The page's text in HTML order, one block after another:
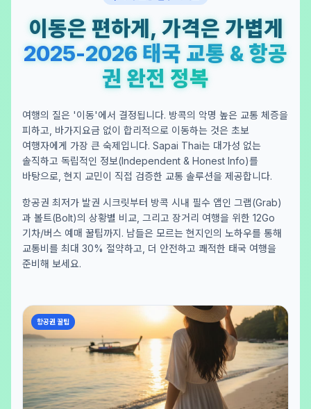
이동은 편하게, 가격은 가볍게
2025-2026 태국 교통 & 항공
권 완전 정복
여행의 질은 '이동'에서 결정됩니다. 방콕의 악명 높은 교통 체증을
피하고, 바가지요금 없이 합리적으로 이동하는 것은 초보
여행자에게 가장 큰 숙제입니다. Sapai Thai는 대가성 없는
솔직하고 독립적인 정보(Independent & Honest Info)를
바탕으로, 현지 교민이 직접 검증한 교통 솔루션을 제공합니다.
항공권 최저가 발권 시크릿부터 방콕 시내 필수 앱인 그랩(Grab)
과 볼트(Bolt)의 상황별 비교, 그리고 장거리 여행을 위한 12Go
기차/버스 예매 꿀팁까지. 남들은 모르는 현지인의 노하우를 통해
교통비를 최대 30% 절약하고, 더 안전하고 쾌적한 태국 여행을
준비해 보세요.
항공권 꿀팁